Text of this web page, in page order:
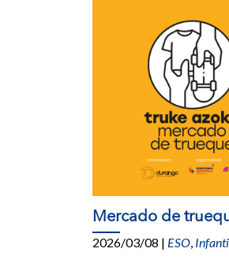
Mercado de
2026/03/08 | ESO,